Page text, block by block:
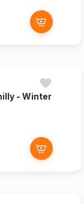
- Winter